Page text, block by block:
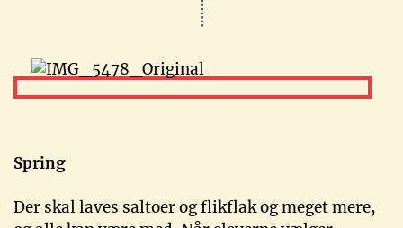
Spring
Der skal laves saltoer og flikflak og meget mere,